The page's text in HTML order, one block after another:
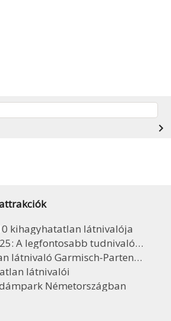
navigate_next
kihagyhatatlan látnivalója
legfontosabb tudnivalók, sörök, árak
Garmisch-Partenkirchenben
látnivalói
Németországban